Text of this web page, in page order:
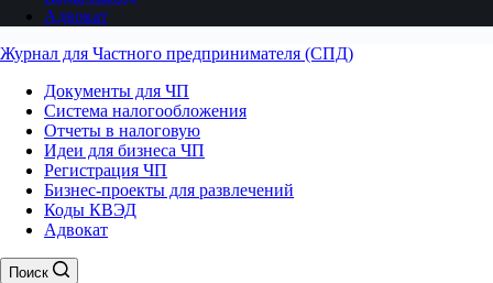
Адвокат
Журнал для Частного предпринимателя (СПД)
Документы для ЧП
Система налогообложения
Отчеты в налоговую
Идеи для бизнеса ЧП
Регистрация ЧП
Бизнес-проекты для развлечений
Коды КВЭД
Адвокат
Поиск